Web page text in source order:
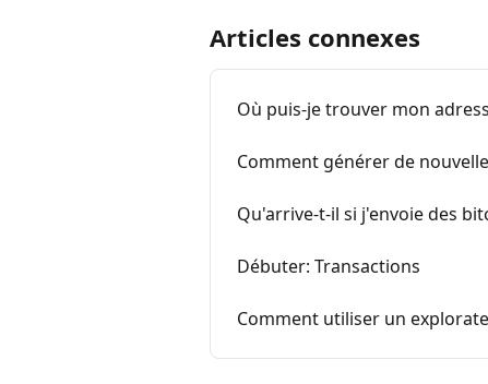
Articles connexes
Où puis-je trouver mon
Comment générer de
Qu'arrive-t-il si j'envoie des
Débuter: Transactions
Comment utiliser un